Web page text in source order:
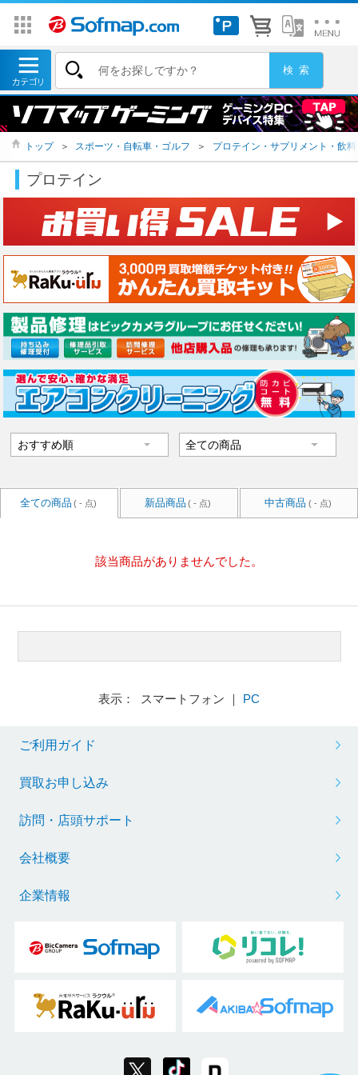
トップ ＞ スポーツ・自転車・ゴルフ ＞ プロテイン・サプリメント・飲
プロテイン
全ての商品 ( - 点) 新品商品 ( - 点) 中古商品 ( - 点)
該当商品がありませんでした。
表示： スマートフォン ｜ PC
ご利用ガイド
買取お申し込み
訪問・店頭サポート
会社概要
企業情報